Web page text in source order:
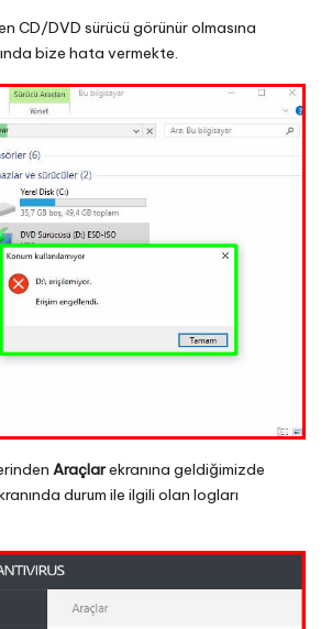
CD/DVD sürücü görünür olmasına
bize hata vermekte.
Araçlarekranına geldiğimizde
durum ile ilgili olan logları